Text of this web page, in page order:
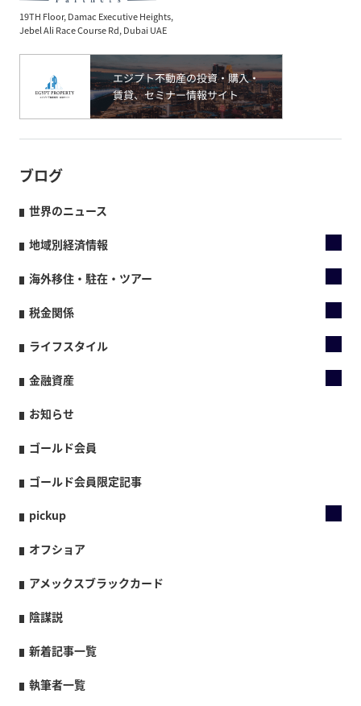
19TH Floor, Damac Executive Heights,
Jebel Ali Race Course Rd, Dubai UAE
ブログ
世界のニュース
地域別経済情報
海外移住・駐在・ツアー
税金関係
ライフスタイル
金融資産
お知らせ
ゴールド会員
ゴールド会員限定記事
pickup
オフショア
アメックスブラックカード
陰謀説
新着記事一覧
執筆者一覧